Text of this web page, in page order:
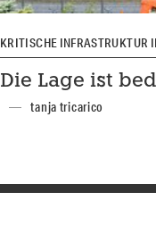
KRITISCHE INFRASTRUKTUR
Die Lage ist
tanja tricarico